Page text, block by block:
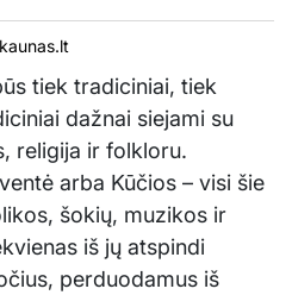
tiek tradiciniai, tiek
dažnai siejami su
religija ir folkloru.
arba Kūčios – visi šie
šokių, muzikos ir
iš jų atspindi
perduodamus iš